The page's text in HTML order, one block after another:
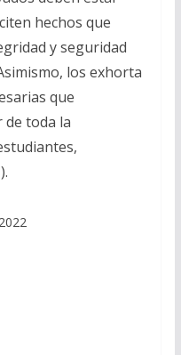
hechos que
y seguridad
los exhorta
que
toda la